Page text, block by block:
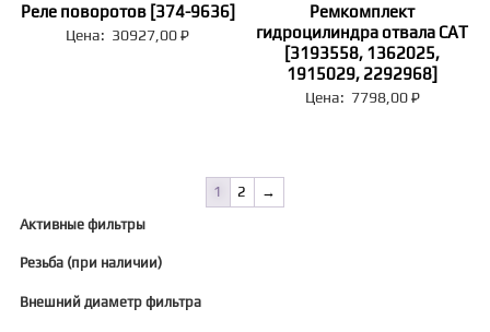
Реле поворотов [374-9636]
Цена: 30927,00₽
Ремкомплект
гидроцилиндра отвала CAT
[3193558, 1362025,
1915029, 2292968]
Цена: 7798,00₽
1 2
→
Активные фильтры
Резьба (при наличии)
Внешний диаметр фильтра